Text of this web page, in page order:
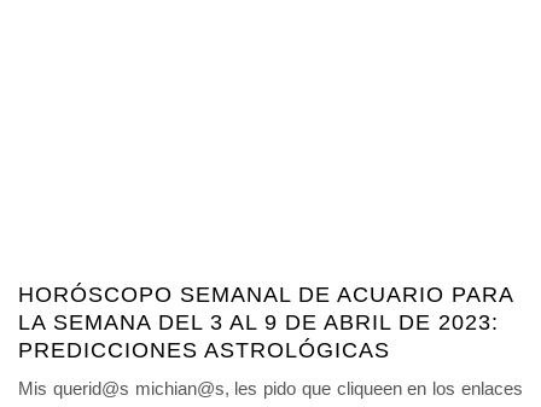
HORÓSCOPO SEMANAL DE ACUARIO PARA
LA SEMANA DEL 3 AL 9 DE ABRIL DE 2023:
PREDICCIONES ASTROLÓGICAS
Mis querid@s michian@s, les pido que cliqueen en los enlaces